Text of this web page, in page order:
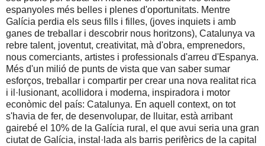
espanyoles més belles i plenes d'oportunitats. Mentre
Galícia perdia els seus fills i filles, (joves inquiets i amb
ganes de treballar i descobrir nous horitzons), Catalunya va
rebre talent, joventut, creativitat, mà d'obra, emprenedors,
nous comerciants, artistes i professionals d'arreu d'Espanya.
Més d'un milió de punts de vista que van saber sumar
esforços, treballar i compartir per crear una nova realitat rica
i il·lusionant, acollidora i moderna, inspiradora i motor
econòmic del país: Catalunya. En aquell context, on tot
s'havia de fer, de desenvolupar, de lluitar, està arribant
gairebé el 10% de la Galícia rural, el que avui seria una gran
ciutat de Galícia, instal·lada als barris perifèrics de la capital